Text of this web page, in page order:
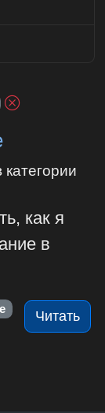
как я
в
Читать